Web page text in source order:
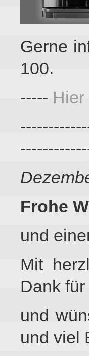
Gerne
100.
-----
Frohe
und
Mit
Dank
und
und viel